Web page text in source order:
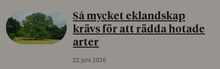
Så mycket eklandskap
krävs för att rädda hotade
arter
22 juni 2026